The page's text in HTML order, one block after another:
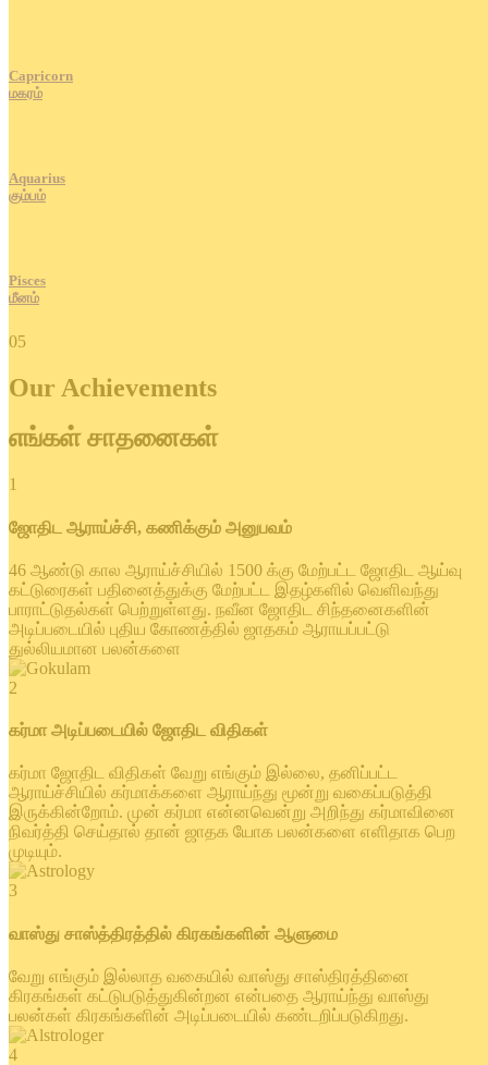
Capricorn
மகரம்
Aquarius
கும்பம்
Pisces
மீனம்
05
Our Achievements
எங்கள் சாதனைகள்
1
ஜோதிட ஆராய்ச்சி, கணிக்கும் அனுபவம்
46 ஆண்டு கால ஆராய்ச்சியில் 1500 க்கு மேற்பட்ட ஜோதிட ஆய்வு
கட்டுரைகள் பதினைத்துக்கு மேற்பட்ட இதழ்களில் வெளிவந்து
பாராட்டுதல்கள் பெற்றுள்ளது. நவீன ஜோதிட சிந்தனைகளின்
அடிப்படையில் புதிய கோணத்தில் ஜாதகம் ஆராயப்பட்டு
துல்லியமான பலன்களை
2
கர்மா அடிப்படையில் ஜோதிட விதிகள்
கர்மா ஜோதிட விதிகள் வேறு எங்கும் இல்லை, தனிப்பட்ட
ஆராய்ச்சியில் கர்மாக்களை ஆராய்ந்து மூன்று வகைப்படுத்தி
இருக்கின்றோம். முன் கர்மா என்னவென்று அறிந்து கர்மாவினை
நிவர்த்தி செய்தால் தான் ஜாதக யோக பலன்களை எளிதாக பெற
முடியும்.
3
வாஸ்து சாஸ்த்திரத்தில் கிரகங்களின் ஆளுமை
வேறு எங்கும் இல்லாத வகையில் வாஸ்து சாஸ்திரத்தினை
கிரகங்கள் கட்டுபடுத்துகின்றன என்பதை ஆராய்ந்து வாஸ்து
பலன்கள் கிரகங்களின் அடிப்படையில் கண்டறிப்படுகிறது.
4